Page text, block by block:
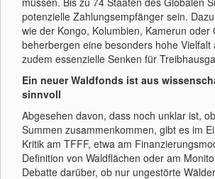
potenzielle Zahlungsempfänger sein.
wie der Kongo, Kolumbien, Kamerun oder
beherbergen eine besonders hohe Vielfalt
zudem essenzielle Senken für
Ein neuer Waldfonds ist aus
sinnvoll
Abgesehen davon, dass noch unklar ist,
Summen zusammenkommen, gibt es im
Kritik am TFFF, etwa am
Definition von Waldflächen oder am
Debatte darüber, ob nur ungestörte